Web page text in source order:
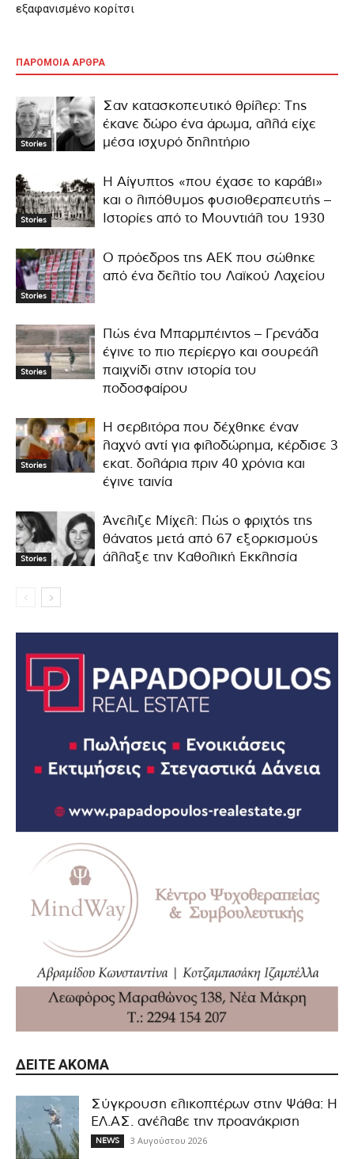
εξαφανισμένο κορίτσι
ΠΑΡΟΜΟΙΑ ΑΡΘΡΑ
Stories
Σαν κατασκοπευτικό θρίλερ: Της
έκανε δώρο ένα άρωμα, αλλά είχε
μέσα ισχυρό δηλητήριο
Stories
Η Αίγυπτος «που έχασε το καράβι»
και ο λιπόθυμος φυσιοθεραπευτής –
Ιστορίες από το Μουντιάλ του 1930
Stories
Ο πρόεδρος της ΑΕΚ που σώθηκε
από ένα δελτίο του Λαϊκού Λαχείου
Stories
Πώς ένα Μπαρμπέιντος – Γρενάδα
έγινε το πιο περίεργο και σουρεάλ
παιχνίδι στην ιστορία του
ποδοσφαίρου
Stories
Η σερβιτόρα που δέχθηκε έναν
λαχνό αντί για φιλοδώρημα, κέρδισε 3
εκατ. δολάρια πριν 40 χρόνια και
έγινε ταινία
Stories
Άνελιζε Μίχελ: Πώς ο φριχτός της
θάνατος μετά από 67 εξορκισμούς
άλλαξε την Καθολική Εκκλησία
ΔΕΊΤΕ ΑΚΌΜΑ
Σύγκρουση ελικοπτέρων στην Ψάθα: Η
ΕΛ.ΑΣ. ανέλαβε την προανάκριση
NEWS 3 Αυγούστου 2026